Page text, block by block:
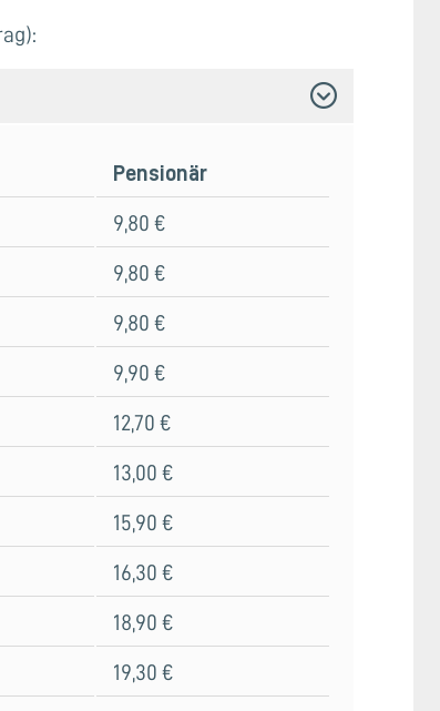
Pensionär
9,80 €
9,80 €
9,80 €
9,90 €
12,70 €
13,00 €
15,90 €
16,30 €
18,90 €
19,30 €